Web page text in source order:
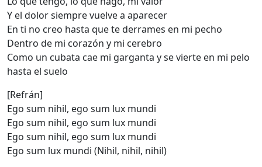
Y el dolor siempre vuelve a aparecer
En ti no creo hasta que te derrames en mi pecho
Dentro de mi corazón y mi cerebro
Como un cubata cae mi garganta y se vierte en mi pelo
hasta el suelo
[Refrán]
Ego sum nihil, ego sum lux mundi
Ego sum nihil, ego sum lux mundi
Ego sum nihil, ego sum lux mundi
Ego sum lux mundi (Nihil, nihil, nihil)